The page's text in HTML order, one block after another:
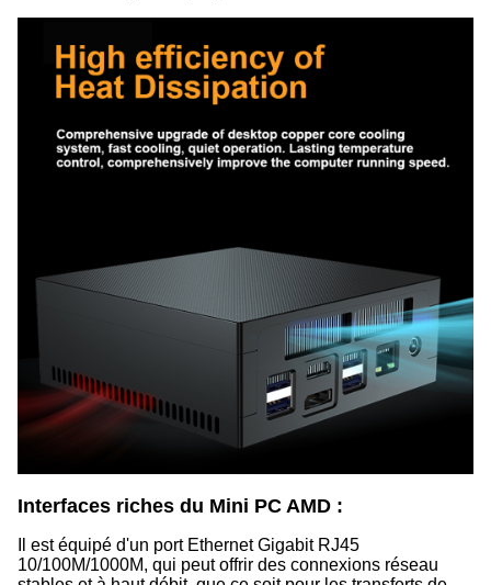
Interfaces riches du Mini PC AMD :
Il est équipé d'un port Ethernet Gigabit RJ45
10/100M/1000M, qui peut offrir des connexions réseau